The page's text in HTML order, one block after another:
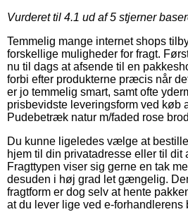
Vurderet til 4.1 ud af 5 stjerner
Temmelig mange internet shops
forskellige muligheder for fragt.
nu til dags at afsende til en
forbi efter produkterne præcis når
er jo temmelig smart, samt ofte
prisbevidste leveringsform ved køb
Pudebetræk natur m/faded rose
Du kunne ligeledes vælge at
hjem til din privatadresse eller til dit
Fragttypen viser sig gerne en tak
desuden i høj grad let gængelig.
fragtform er dog selv at hente
at du lever lige ved e-